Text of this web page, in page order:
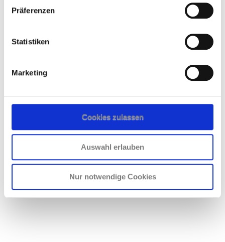
Präferenzen
Statistiken
Marketing
Cookies zulassen
Auswahl erlauben
Nur notwendige Cookies